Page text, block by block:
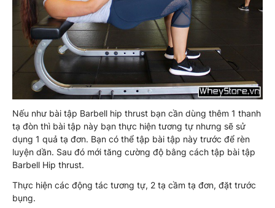
Nếu như bài tập Barbell hip thrust bạn cần dùng thêm 1 thanh
tạ đòn thì bài tập này bạn thực hiện tương tự nhưng sẽ sử
dụng 1 quả tạ đơn. Bạn có thể tập bài tập này trước để rèn
luyện dần. Sau đó mới tăng cường độ bằng cách tập bài tập
Barbell Hip thrust.
Thực hiện các động tác tương tự, 2 tạ cầm tạ đơn, đặt trước
bụng.